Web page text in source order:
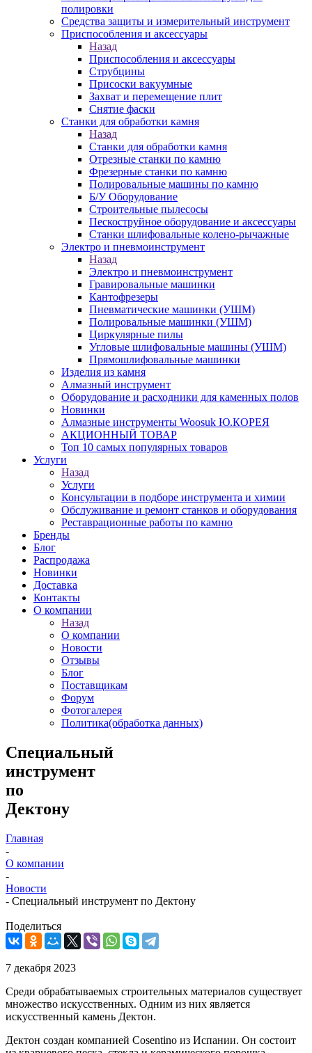
полировки
Средства защиты и измерительный инструмент
Приспособления и аксессуары
Назад
Приспособления и аксессуары
Струбцины
Присоски вакуумные
Захват и перемещение плит
Снятие фаски
Станки для обработки камня
Назад
Станки для обработки камня
Отрезные станки по камню
Фрезерные станки по камню
Полировальные машины по камню
Б/У Оборудование
Строительные пылесосы
Пескоструйное оборудование и аксессуары
Станки шлифовальные колено-рычажные
Электро и пневмоинструмент
Назад
Электро и пневмоинструмент
Гравировальные машинки
Кантофрезеры
Пневматические машинки (УШМ)
Полировальные машинки (УШМ)
Циркулярные пилы
Угловые шлифовальные машины (УШМ)
Прямошлифовальные машинки
Изделия из камня
Алмазный инструмент
Оборудование и расходники для каменных полов
Новинки
Алмазные инструменты Woosuk Ю.КОРЕЯ
АКЦИОННЫЙ ТОВАР
Топ 10 самых популярных товаров
Услуги
Назад
Услуги
Консультации в подборе инструмента и химии
Обслуживание и ремонт станков и оборудования
Реставрационные работы по камню
Бренды
Блог
Распродажа
Новинки
Доставка
Контакты
О компании
Назад
О компании
Новости
Отзывы
Блог
Поставщикам
Форум
Фотогалерея
Политика(обработка данных)
Специальный
инструмент
по
Дектону
Главная
-
О компании
-
Новости
- Специальный инструмент по Дектону
Поделиться
7 декабря 2023
Среди обрабатываемых строительных материалов существует
множество искусственных. Одним из них является
искусственный камень Дектон.
Дектон создан компанией Cosentino из Испании. Он состоит